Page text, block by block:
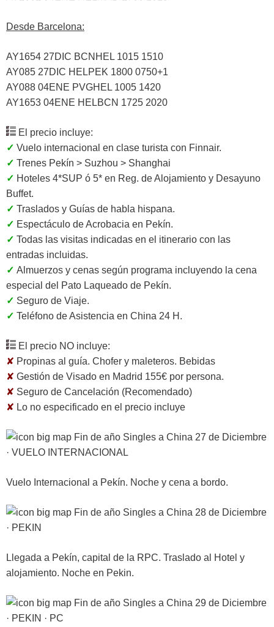
Desde Barcelona:
AY1654 27DIC BCNHEL 1015 1510
AY085 27DIC HELPEK 1800 0750+1
AY088 04ENE PVGHEL 1005 1420
AY1653 04ENE HELBCN 1725 2020
El precio incluye:
✓ Vuelo internacional en clase turista con Finnair.
✓ Trenes Pekín > Suzhou > Shanghai
✓ Hoteles 4*SUP ó 5* en Reg. de Alojamiento y Desayuno
Buffet.
✓ Traslados y Guías de habla hispana.
✓ Espectáculo de Acrobacia en Pekín.
✓ Todas las visitas indicadas en el itinerario con las
entradas incluidas.
✓ Almuerzos y cenas según programa incluyendo la cena
especial del Pato Laqueado de Pekín.
✓ Seguro de Viaje.
✓ Teléfono de Asistencia en China 24 H.
El precio NO incluye:
✘ Propinas al guía. Chofer y maleteros. Bebidas
✘ Gestión de Visado en Madrid 155€ por persona.
✘ Seguro de Cancelación (Recomendado)
✘ Lo no especificado en el precio incluye
27 de Diciembre
· VUELO INTERNACIONAL
Vuelo Internacional a Pekín. Noche y cena a bordo.
28 de Diciembre
· PEKIN
Llegada a Pekín, capital de la RPC. Traslado al Hotel y
alojamiento. Noche en Pekin.
29 de Diciembre
· PEKIN · PC